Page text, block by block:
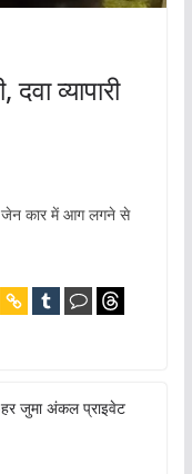
व्यापारी
जेन कार में आग लगने से
हर जुमा अंकल प्राइवेट